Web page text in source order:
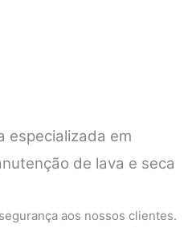
especializada em
de lava e seca
aos nossos clientes.